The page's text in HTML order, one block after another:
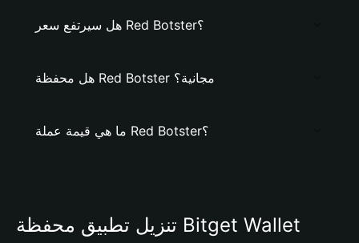
هل سيرتفع سعر Red Botster؟
هل محفظة Red Botster مجانية؟
ما هي قيمة عملة Red Botster؟
تنزيل تطبيق محفظة Bitget Wallet